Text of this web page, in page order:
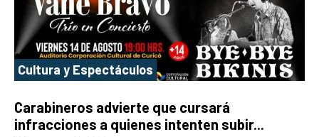
Cultura y Espectáculos
Carabineros advierte que cursará
infracciones a quienes intenten subir...